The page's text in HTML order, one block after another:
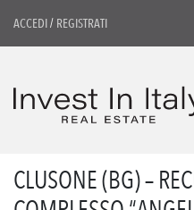
ACCEDI/ REGISTRATI
CLUSONE (BG) –